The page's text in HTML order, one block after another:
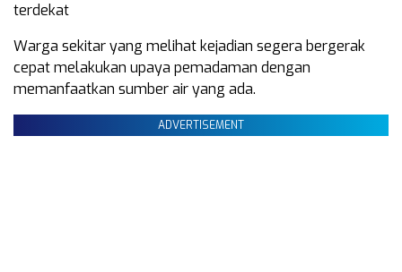
terdekat
Warga sekitar yang melihat kejadian segera bergerak
cepat melakukan upaya pemadaman dengan
memanfaatkan sumber air yang ada.
ADVERTISEMENT